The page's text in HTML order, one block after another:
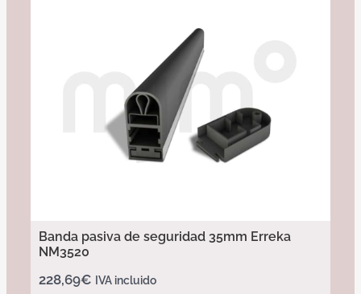
Banda pasiva de seguridad 35mm Erreka
NM3520
228,69€ IVA incluido